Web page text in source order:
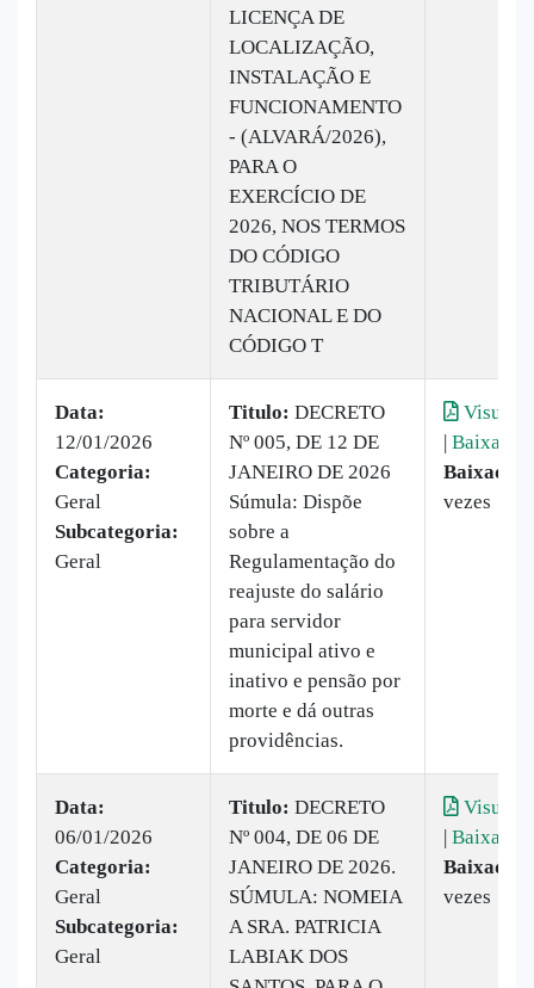
LICENÇA DE
LOCALIZAÇÃO,
INSTALAÇÃO E
FUNCIONAMENTO
- (ALVARÁ/2026),
PARA O
EXERCÍCIO DE
2026, NOS TERMOS
DO CÓDIGO
TRIBUTÁRIO
NACIONAL E DO
CÓDIGO T
Data:
12/01/2026
Categoria:
Geral
Subcategoria:
Geral
Titulo: DECRETO
Nº 005, DE 12 DE
JANEIRO DE 2026
Súmula: Dispõe
sobre a
Regulamentação do
reajuste do salário
para servidor
municipal ativo e
inativo e pensão por
morte e dá outras
providências.
| Baixar
Baixado:
vezes
Data:
06/01/2026
Categoria:
Geral
Subcategoria:
Geral
Titulo: DECRETO
Nº 004, DE 06 DE
JANEIRO DE 2026.
SÚMULA: NOMEIA
A SRA. PATRICIA
LABIAK DOS
| Baixar
Baixado:
vezes